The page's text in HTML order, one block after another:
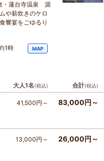
・蓮台寺温泉 源
や薪炊きのケロ
響宴をごゆるり
1時
MAP
大人1名(税込) 合計(税込)
41,500円～ 83,000円～
13,000円～ 26,000円～